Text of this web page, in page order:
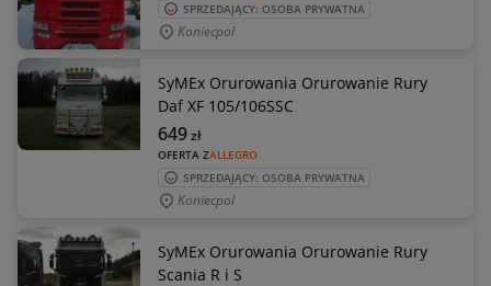
SPRZEDAJĄCY: OSOBA PRYWATNA
Koniecpol
SyMEx Orurowania Orurowanie Rury
Daf XF 105/106SSC
OFERTA ZALLEGRO
649zł
SPRZEDAJĄCY: OSOBA PRYWATNA
Koniecpol
SyMEx Orurowania Orurowanie Rury
Scania R i S